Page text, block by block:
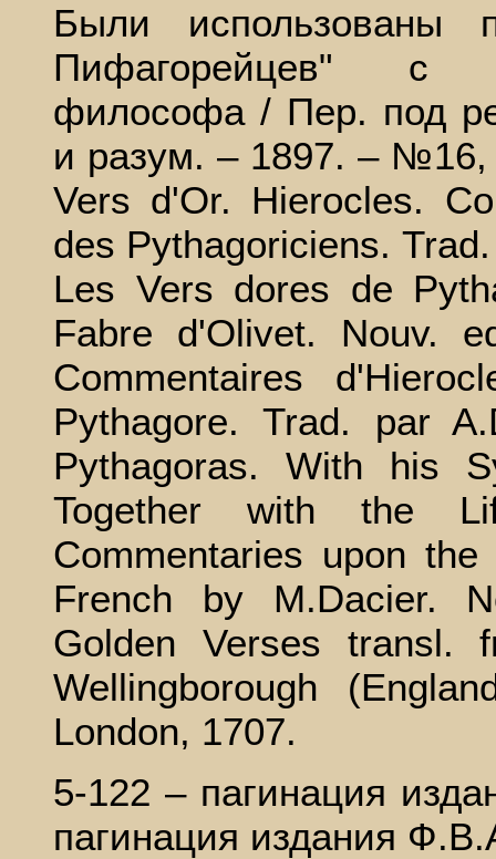
Были использованы
Пифагорейцев" с
философа / Пер. под
и разум. – 1897. – №16,
Vers d'Or. Hierocles.
des Pythagoriciens.
Les Vers dores de
Fabre d'Olivet. Nouv.
Commentaires
Pythagore. Trad. par
Pythagoras. With his
Together with the
Commentaries upon
French by M.Dacier.
Golden Verses transl.
Wellingborough
London, 1707.
5-122 – пагинация
пагинация издания